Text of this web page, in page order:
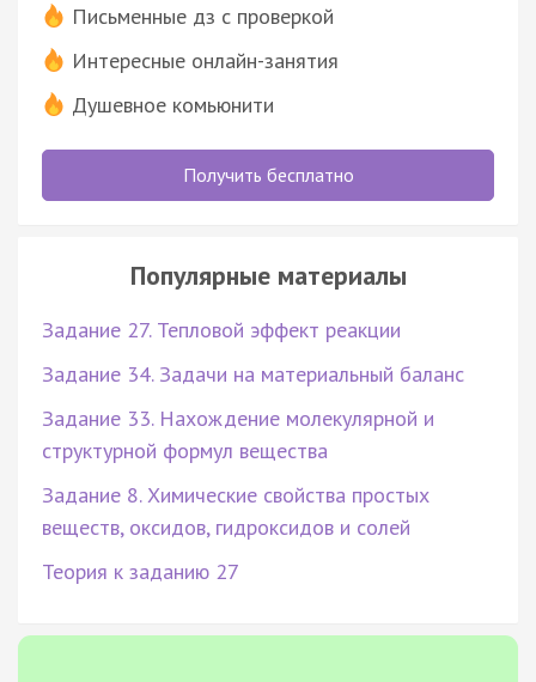
Письменные дз с проверкой
Интересные онлайн-занятия
Душевное комьюнити
Получить бесплатно
Популярные материалы
Задание 27. Тепловой эффект реакции
Задание 34. Задачи на материальный баланс
Задание 33. Нахождение молекулярной и
структурной формул вещества
Задание 8. Химические свойства простых
веществ, оксидов, гидроксидов и солей
Теория к заданию 27